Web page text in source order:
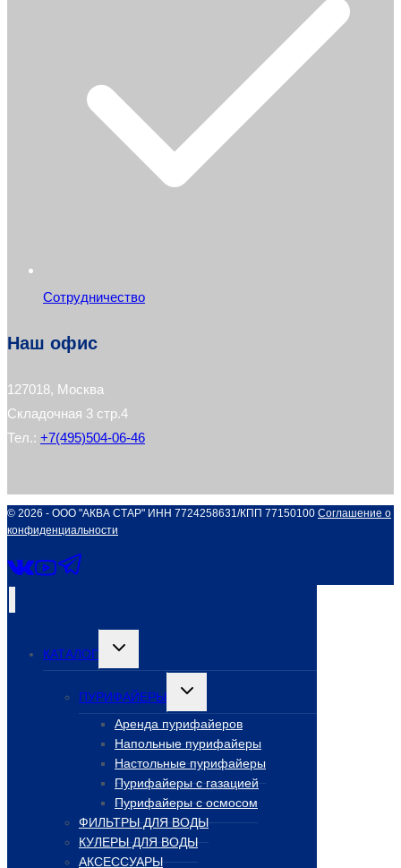
Сотрудничество
Наш офис
127018, Москва
Складочная 3 стр.4
Тел.: +7(495)504-06-46
© 2026 - ООО "АКВА СТАР" ИНН 7724258631/КПП 77150100 Соглашение о
конфиденциальности
КАТАЛОГ
Переключить
меню
ПУРИФАЙЕРЫ
Переключить
меню
Аренда пурифайеров
Напольные пурифайеры
Настольные пурифайеры
Пурифайеры с газацией
Пурифайеры с осмосом
ФИЛЬТРЫ ДЛЯ ВОДЫ
КУЛЕРЫ ДЛЯ ВОДЫ
АКСЕССУАРЫ